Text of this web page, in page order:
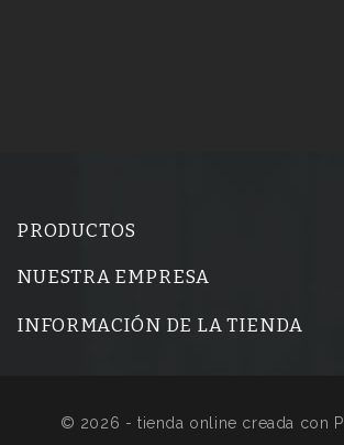
PRODUCTOS
NUESTRA EMPRESA
INFORMACIÓN DE LA TIENDA
© 2026 - tienda online creada con